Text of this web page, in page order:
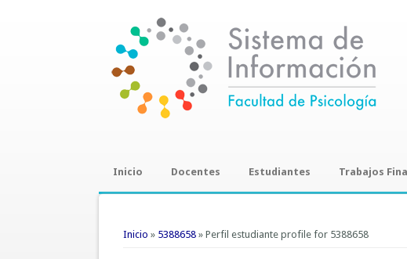
Inicio Docentes Estudiantes Trabajos
Se encuentra usted aquí
Inicio » 5388658» Perfil estudiante profile for 5388658